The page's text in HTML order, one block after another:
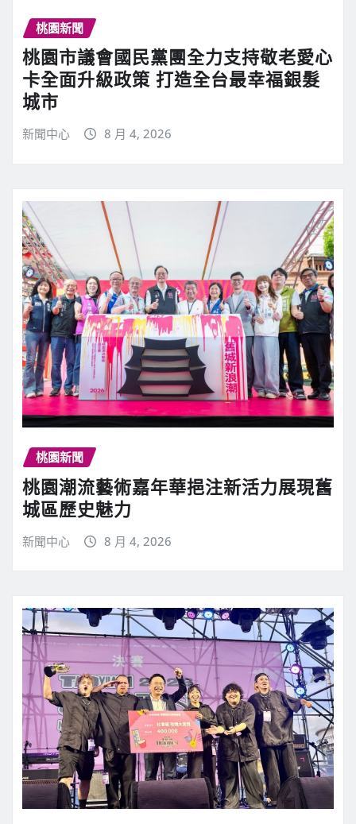
桃園新聞
桃園市議會國民黨團全力支持敬老愛心
卡全面升級政策 打造全台最幸福銀髮
城市
新聞中心 8 月 4, 2026
桃園新聞
桃園潮流藝術嘉年華挹注新活力展現舊
城區歷史魅力
新聞中心 8 月 4, 2026